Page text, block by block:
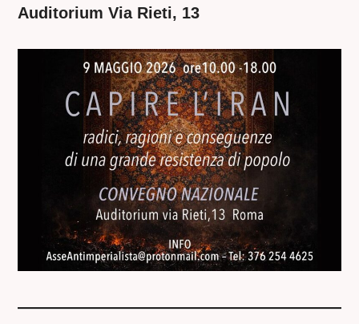
Auditorium Via Rieti, 13